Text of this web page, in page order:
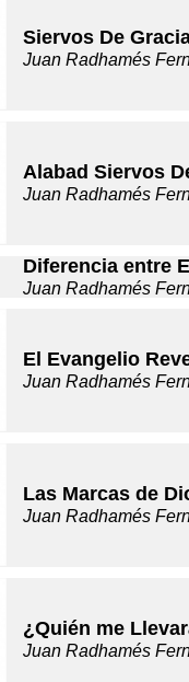
Siervos De
Juan Radhamés
Alabad Siervos
Juan Radhamés
Diferencia entre
Juan Radhamés
El Evangelio
Juan Radhamés
Las Marcas de
Juan Radhamés
¿Quién me
Juan Radhamés